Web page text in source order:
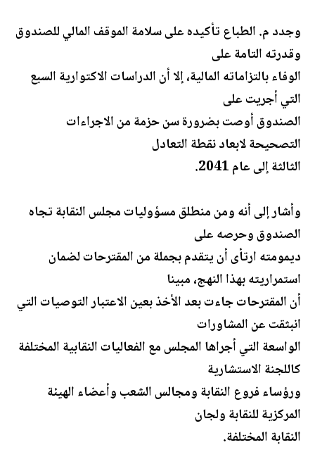
وجدد م. الطباع تأكيده على سلامة الموقف المالي للصندوق
وقدرته التامة على
الوفاء بالتزاماته المالية، إلا أن الدراسات الاكتوارية السبع
التي أجريت على
الصندوق أوصت بضرورة سن حزمة من الاجراءات
التصحيحة لابعاد نقطة التعادل
الثالثة إلى عام 2041.
وأشار إلى أنه ومن منطلق مسؤوليات مجلس النقابة تجاه
الصندوق وحرصه على
ديمومته ارتأى أن يتقدم بجملة من المقترحات لضمان
استمراريته بهذا النهج، مبينا
أن المقترحات جاءت بعد الأخذ بعين الاعتبار التوصيات التي
انبثقت عن المشاورات
الواسعة التي أجراها المجلس مع الفعاليات النقابية المختلفة
كاللجنة الاستشارية
ورؤساء فروع النقابة ومجالس الشعب وأعضاء الهيئة
المركزية للنقابة ولجان
النقابة المختلفة.